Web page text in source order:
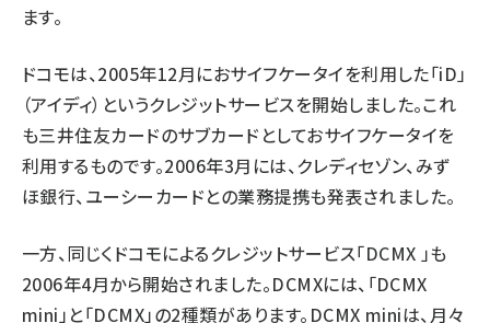
ます。
ドコモは、2005年12月におサイフケータイを利用した「iD」
（アイディ）というクレジットサービスを開始しました。これ
も三井住友カードのサブカードとしておサイフケータイを
利用するものです。2006年3月には、クレディセゾン、みず
ほ銀行、ユーシーカードとの業務提携も発表されました。
一方、同じくドコモによるクレジットサービス「DCMX 」も
2006年4月から開始されました。DCMXには、「DCMX
mini」と「DCMX」の2種類があります。DCMX miniは、月々